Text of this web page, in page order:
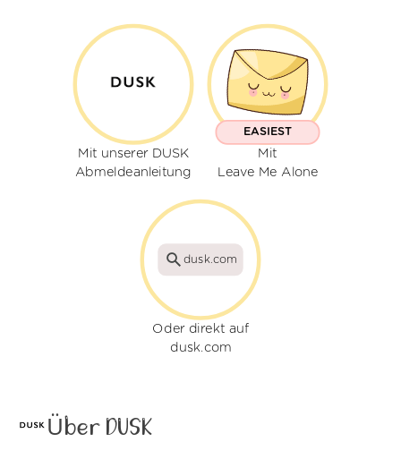
Mit unserer DUSK
Abmeldeanleitung
EASIEST
Mit
Leave Me Alone
dusk.com
Oder direkt auf
dusk.com
Über DUSK